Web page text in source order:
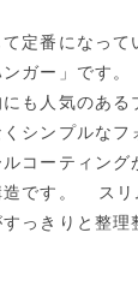
定番になって
ンガー」です
にも人気のあ
シンプルなフ
コーティング
造です。 スリ
っきりと整理